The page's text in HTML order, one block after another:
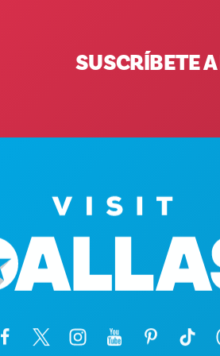
SUSCRÍBETE